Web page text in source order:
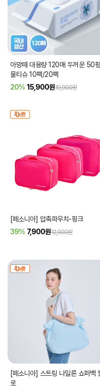
아망떼 대용량 120매 두꺼운 50
물티슈 10팩/20팩
20% 15,900원19,900원
[페소니아] 압축파우치-핑크
39% 7,900원12,900원
[페소니아] 스트링 나일론 쇼퍼백
로